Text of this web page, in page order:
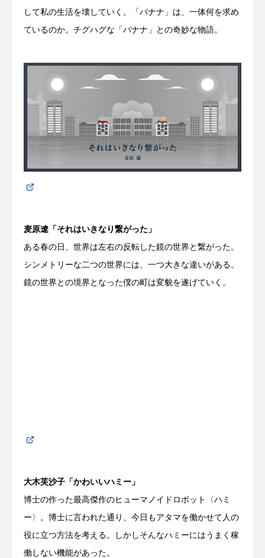
して私の生活を壊していく。「バナナ」は、一体何を求め
ているのか。チグハグな「バナナ」との奇妙な物語。
麦原遼「それはいきなり繋がった」
ある春の日、世界は左右の反転した鏡の世界と繋がった。
シンメトリーな二つの世界には、一つ大きな違いがある。
鏡の世界との境界となった僕の町は変貌を遂げていく。
大木芙沙子「かわいいハミー」
博士の作った最高傑作のヒューマノイドロボット〈ハミ
ー〉。博士に言われた通り、今日もアタマを働かせて人の
役に立つ方法を考える。しかしそんなハミーにはうまく稼
働しない機能があった。